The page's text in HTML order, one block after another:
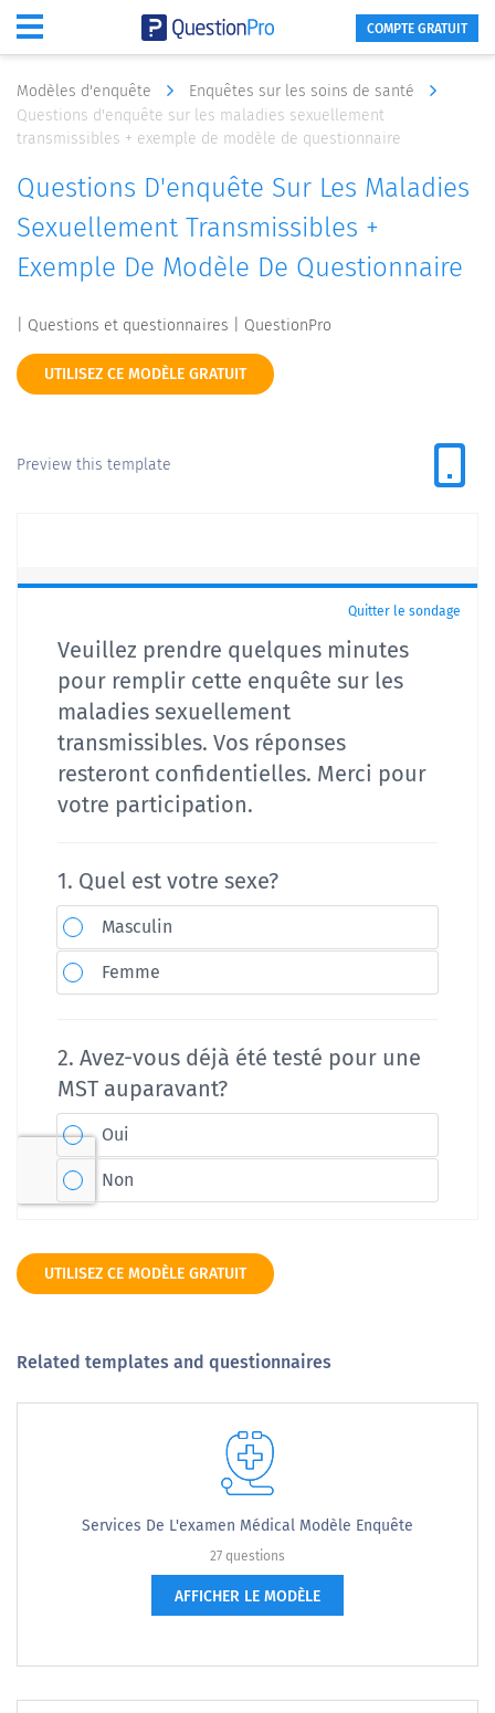
COMPTE GRATUIT
Modèles d'enquête
Enquêtes sur les soins de santé
Questions d'enquête sur les maladies sexuellement
transmissibles + exemple de modèle de questionnaire
Questions D'enquête Sur Les Maladies
Sexuellement Transmissibles +
Exemple De Modèle De Questionnaire
| Questions et questionnaires | QuestionPro
UTILISEZ CE MODÈLE GRATUIT
Preview this template
UTILISEZ CE MODÈLE GRATUIT
Related templates and questionnaires
Services De L'examen Médical Modèle Enquête
27 questions
AFFICHER LE MODÈLE